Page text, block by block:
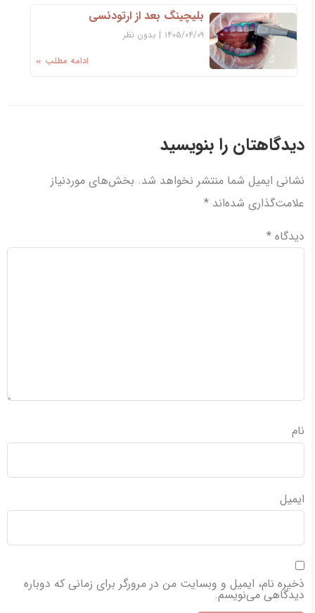
بلیچینگ بعد از ارتودنسی
۱۴۰۵/۰۴/۰۹ | بدون نظر
ادامه مطلب
دیدگاهتان را بنویسید
نشانی ایمیل شما منتشر نخواهد شد. بخش‌های موردنیاز
علامت‌گذاری شده‌اند *
دیدگاه *
نام
ایمیل
ذخیره نام، ایمیل و وبسایت من در مرورگر برای زمانی که دوباره
دیدگاهی می‌نویسم.